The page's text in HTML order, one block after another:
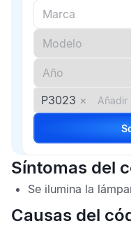
P3023 ×
Síntomas del
Se ilumina la
Causas del